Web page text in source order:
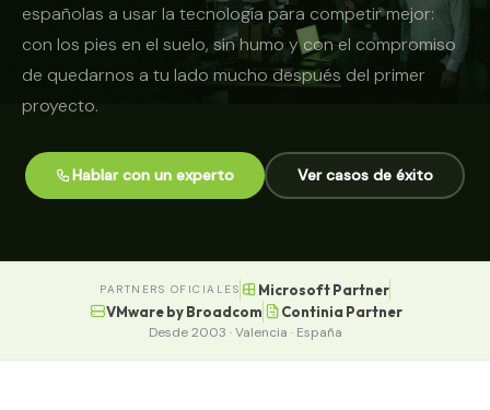
españolas a usar la tecnología para competir mejor:
con los pies en el suelo, sin humo y con el compromiso
de quedarnos a tu lado mucho después del primer
proyecto.
Hablar con un experto Ver casos de éxito
PARTNERS OFICIALES
Microsoft Partner
VMware by Broadcom
Continia Partner
Desde 2003 · Valencia · España